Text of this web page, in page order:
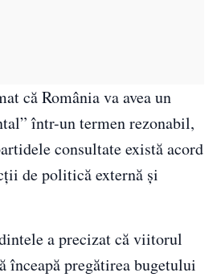
că România va avea un
într-un termen rezonabil,
consultate există acord
de politică externă și
a precizat că viitorul
înceapă pregătirea bugetului